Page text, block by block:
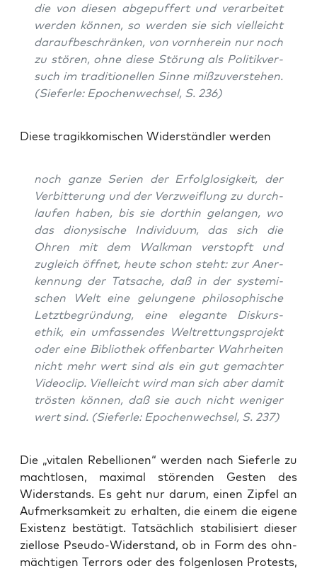
die von die­sen abge­puf­fert und ver­ar­bei­tet
wer­den kön­nen, so wer­den sie sich viel­leicht
dar­auf­be­schrän­ken, von vorn­her­ein nur noch
zu stö­ren, ohne die­se Stö­rung als Poli­tik­ver­
such im tra­di­tio­nel­len Sin­ne miß­zu­ver­ste­hen.
(Sie­fer­le: Epo­chen­wech­sel, S. 236)
Die­se tra­gik­ko­mi­schen Wider­ständ­ler werden
noch gan­ze Seri­en der Erfolg­lo­sig­keit, der
Ver­bit­te­rung und der Ver­zweif­lung zu durch­
lau­fen haben, bis sie dort­hin gelan­gen, wo
das dio­ny­si­sche Indi­vi­du­um, das sich die
Ohren mit dem Walk­man ver­stopft und
zugleich öff­net, heu­te schon steht: zur Aner­
ken­nung der Tat­sa­che, daß in der sys­te­mi­
schen Welt eine gelun­ge­ne phi­lo­so­phi­sche
Letzt­be­grün­dung, eine ele­gan­te Dis­kurs­
ethik, ein umfas­sen­des Welt­ret­tungs­pro­jekt
oder eine Biblio­thek offen­bar­ter Wahr­hei­ten
nicht mehr wert sind als ein gut gemach­ter
Video­clip. Viel­leicht wird man sich aber damit
trös­ten kön­nen, daß sie auch nicht weni­ger
wert sind. (Sie­fer­le: Epo­chen­wech­sel, S. 237)
Die „vita­len Rebel­lio­nen“ wer­den nach Sie­fer­le zu
macht­lo­sen, maxi­mal stö­ren­den Ges­ten des
Wider­stands. Es geht nur dar­um, einen Zip­fel an
Auf­merk­sam­keit zu erhal­ten, die einem die eige­ne
Exis­tenz bestä­tigt. Tat­säch­lich sta­bi­li­siert die­ser
ziel­lo­se Pseu­do-Wider­stand, ob in Form des ohn­
mäch­ti­gen Ter­rors oder des fol­gen­lo­sen Pro­tests,